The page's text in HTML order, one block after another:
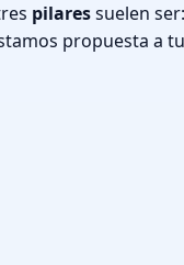
pilaressuelen ser:
propuesta a tu